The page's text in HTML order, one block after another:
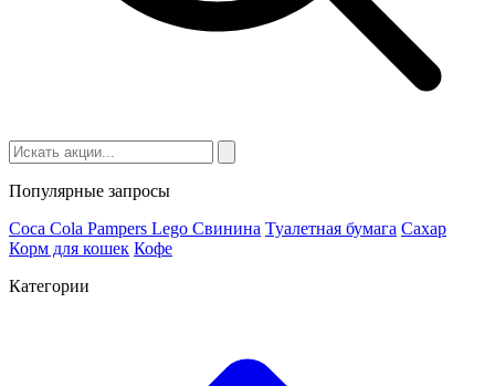
Популярные запросы
Coca Cola Pampers Lego Cвинина Туалетная бумага Сахар
Корм для кошек Кофе
Категории